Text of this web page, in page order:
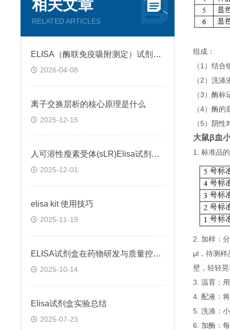
相关文章
RELATED ARTICLES
ELISA（酶联免疫吸附测定）试剂盒原理类型检测方法
2026-04-08
离子交换层析的核心原理是什么
2025-12-15
人可溶性瘦素受体(sLR)Elisa试剂盒可溶性受体的作用
2025-12-01
elisa kit 使用技巧
2025-11-19
ELISA试剂盒在药物研发与质量控制中的应用实践
2025-10-14
Elisa试剂盒实验总结
2025-07-23
组成：
（1）结
（2）洗
（3）酶
（4）酶的
（5）阴
大鼠β血
1. 标准品
2. 加样：
μl，待测样
壁，轻轻
3. 温育：
4. 配液：
5. 洗涤：
6. 加酶：